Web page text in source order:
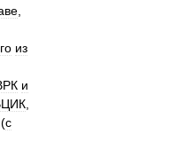
из
и
(с